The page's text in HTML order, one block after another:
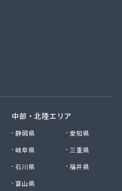
中部・北陸エリア
静岡県
愛知県
岐阜県
三重県
石川県
福井県
富山県